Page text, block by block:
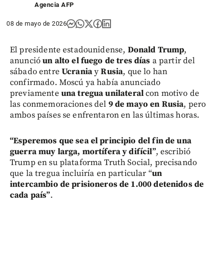
Agencia AFP
08 de mayo de 2026
El presidente estadounidense, Donald Trump,
anuncióun alto el fuego de tres días a partir del
sábado entre UcraniayRusia, que lo han
confirmado. Moscú ya había anunciado
previamente una tregua unilateralcon motivo de
las conmemoraciones del 9 de mayo en Rusia, pero
ambos países se enfrentaron en las últimas horas.
“Esperemos que sea el principio del fin de una
guerra muy larga, mortífera y difícil”, escribió
Trump en su plataforma Truth Social, precisando
que la tregua incluiría en particular “un
intercambio de prisioneros de 1.000 detenidos de
cada país”.